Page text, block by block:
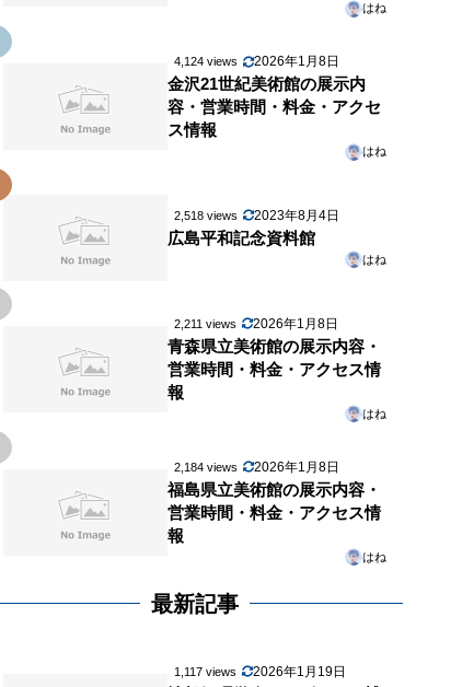
はね
4,124 views 2026年1月8日
金沢21世紀美術館の展示内
容・営業時間・料金・アクセ
ス情報
はね
2,518 views 2023年8月4日
広島平和記念資料館
はね
2,211 views 2026年1月8日
青森県立美術館の展示内容・
営業時間・料金・アクセス情
報
はね
2,184 views 2026年1月8日
福島県立美術館の展示内容・
営業時間・料金・アクセス情
報
はね
最新記事
1,117 views 2026年1月19日